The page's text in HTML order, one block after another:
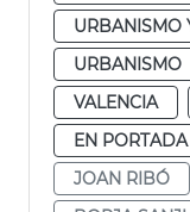
URBANISMO
URBANISMO
VALENCIA
EN
JOAN RIBÓ